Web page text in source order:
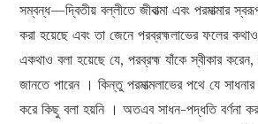
সম্বন্ধ—দ্বিতীয় বল্লীতে জীবাত্মা এবং পরমাত্মার
করা হয়েছে এবং তা জেনে পরব্রহ্মলাভের ফলের
একথাও বলা হয়েছে যে, পরব্রহ্ম যাঁকে স্বীকার
জানতে পারেন । কিন্তু পরমাত্মলাভের পথে যে
করে কিছু বলা হয়নি । অতএব সাধন-পদ্ধতি বর্ণনা